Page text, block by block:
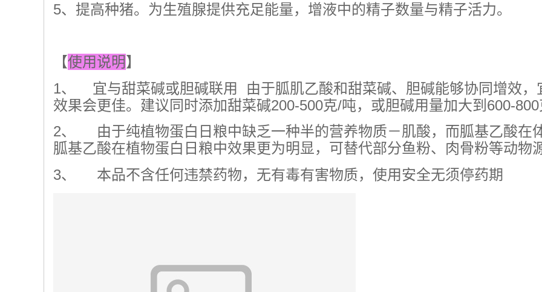
5、提高种猪。为生殖腺提供充足能量，增液中的精子数量与精子活力。
【使用说明 】
1、 宜与甜菜碱或胆碱联用 由于胍肌乙酸和甜菜碱、胆碱能够协同增效，
效果会更佳。建议同时添加甜菜碱200-500克/吨，或胆碱用量加大到600-800
2、 由于纯植物蛋白日粮中缺乏一种半的营养物质－肌酸，而胍基乙酸在
胍基乙酸在植物蛋白日粮中效果更为明显，可替代部分鱼粉、肉骨粉等动物
3、 本品不含任何违禁药物，无有毒有害物质，使用安全无须停药期